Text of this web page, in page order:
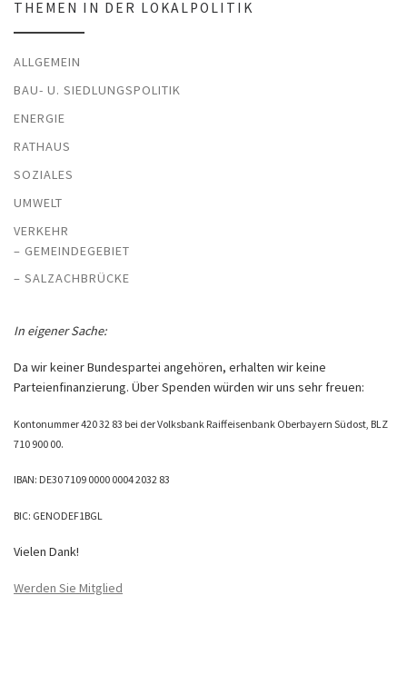
THEMEN IN DER LOKALPOLITIK
ALLGEMEIN
BAU- U. SIEDLUNGSPOLITIK
ENERGIE
RATHAUS
SOZIALES
UMWELT
VERKEHR
– GEMEINDEGEBIET
– SALZACHBRÜCKE
In eigener Sache:
Da wir keiner Bundespartei angehören, erhalten wir keine
Parteienfinanzierung. Über Spenden würden wir uns sehr freuen:
Kontonummer 420 32 83 bei der Volksbank Raiffeisenbank Oberbayern Südost, BLZ
710 900 00.
IBAN: DE30 7109 0000 0004 2032 83
BIC: GENODEF1BGL
Vielen Dank!
Werden Sie Mitglied